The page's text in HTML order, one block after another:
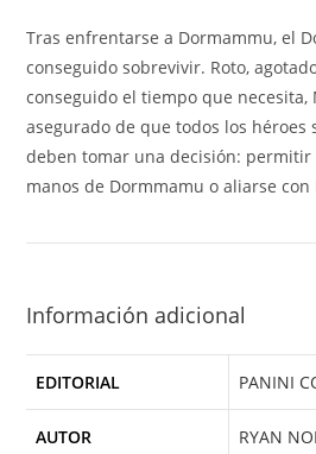
Tras enfrentarse a Dormammu, el
conseguido sobrevivir. Roto,
conseguido el tiempo que necesita,
asegurado de que todos los héroes
deben tomar una decisión: permitir
manos de Dormmamu o aliarse con
Información adicional
EDITORIAL PANINI
AUTOR RYAN